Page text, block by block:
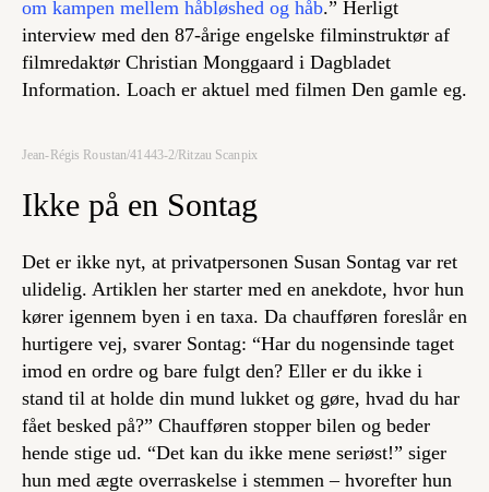
om kampen mellem håbløshed og håb.” Herligt
interview med den 87-årige engelske filminstruktør af
filmredaktør Christian Monggaard i Dagbladet
Information. Loach er aktuel med filmen Den gamle eg.
Jean-Régis Roustan/41443-2/Ritzau Scanpix
Ikke på en Sontag
Det er ikke nyt, at privatpersonen Susan Sontag var ret
ulidelig. Artiklen her starter med en anekdote, hvor hun
kører igennem byen i en taxa. Da chaufføren foreslår en
hurtigere vej, svarer Sontag: “Har du nogensinde taget
imod en ordre og bare fulgt den? Eller er du ikke i
stand til at holde din mund lukket og gøre, hvad du har
fået besked på?” Chaufføren stopper bilen og beder
hende stige ud. “Det kan du ikke mene seriøst!” siger
hun med ægte overraskelse i stemmen – hvorefter hun